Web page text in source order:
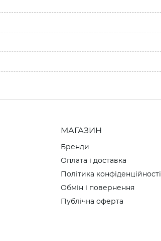
МАГАЗИН
Бренди
Оплата і доставка
Політика конфіденційності
Обмін і повернення
Публічна оферта